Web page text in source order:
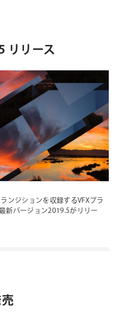
リリース
ンジションを収録するVFXプラ
新バージョン2019.5がリリー